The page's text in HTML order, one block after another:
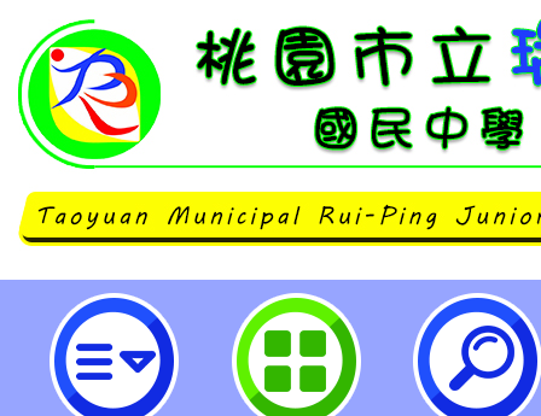
天下雜誌辦理「微笑台灣創意教案
體場」-桃園市立瑞坪國民中學